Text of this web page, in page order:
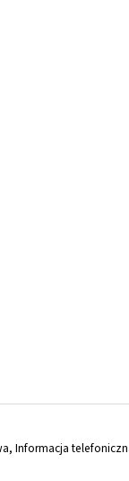
Informacja